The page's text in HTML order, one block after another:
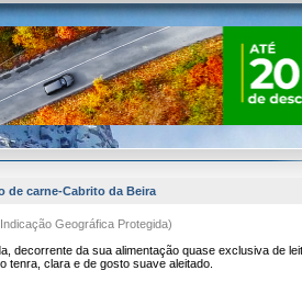
de carne-Cabrito da Beira
Geográfica Protegida)
decorrente da sua alimentação quase exclusiva de
tenra, clara e de gosto suave aleitado.